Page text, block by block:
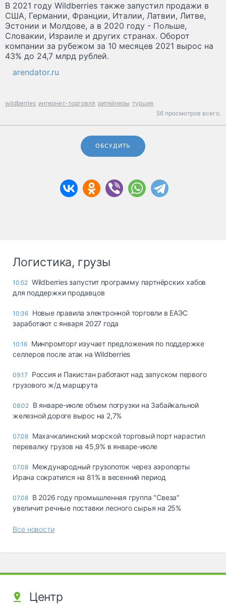
В 2021 году Wildberries также запустил продажи в
США, Германии, Франции, Италии, Латвии, Литве,
Эстонии и Молдове, а в 2020 году - Польше,
Словакии, Израиле и других странах. Оборот
компании за рубежом за 10 месяцев 2021 вырос на
43% до 24,7 млрд рублей.
arendator.ru
wildberries интернет-торговля ритейлеры турция
56 просмотров всего.
ОБСУДИТЬ
Логистика, грузы
10:52 Wildberries запустит программу партнёрских хабов
для поддержки продавцов
10:36 Новые правила электронной торговли в ЕАЭС
заработают с января 2027 года
10:16 Минпромторг изучает предложения по поддержке
селлеров после атак на Wildberries
09:17
Россия и Пакистан работают над запуском первого
грузового ж/д маршрута
08:02 В январе-июле объем погрузки на Забайкальной
железной дороге вырос на 2,7%
07.08 Махачкалинский морской торговый порт нарастил
перевалку грузов на 45,9% в январе-июле
07.08 Международный грузопоток через аэропорты
Ирана сократился на 81% в весенний период
07.08 В 2026 году промышленная группа "Свеза"
увеличит речные поставки лесного сырья на 25%
Все новости
Центр